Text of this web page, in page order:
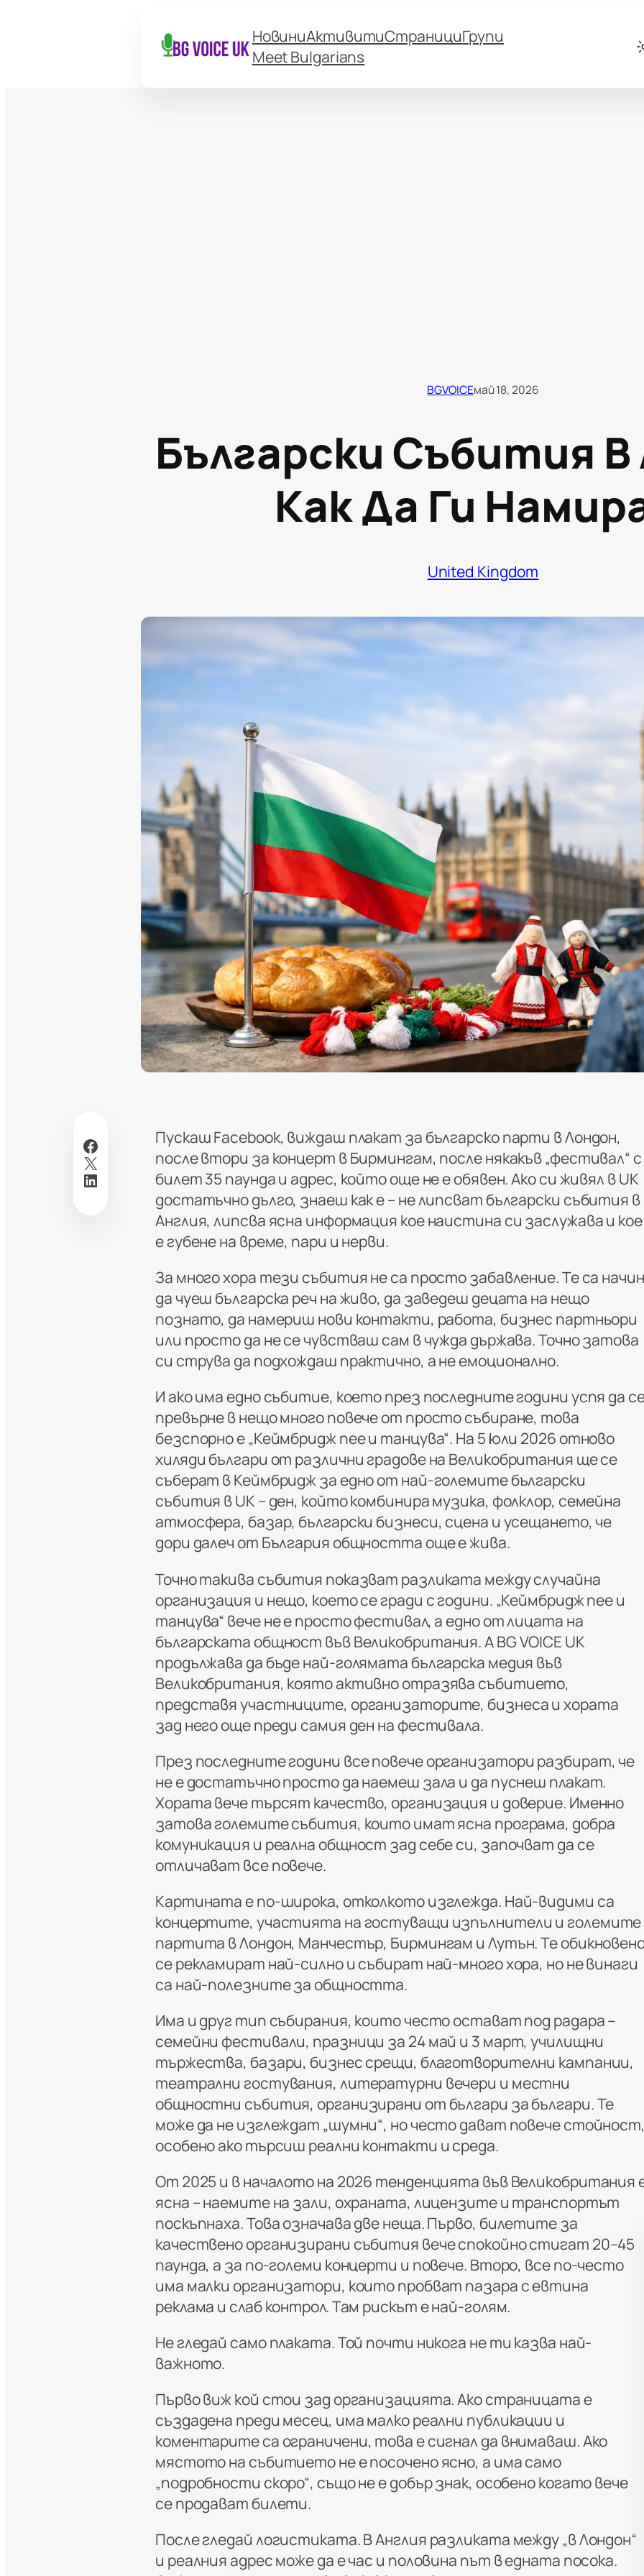
НовиниАктивитиСтранициГрупи
Meet Bulgarians
BGVOICEмай 18, 2026
Български Събития В
Как Да Ги
United Kingdom
Facebook
X
LinkedIn
Пускаш Facebook, виждаш плакат за българско парти в Лондон,
после втори за концерт в Бирмингам, после някакъв „фестивал“ с
билет 35 паунда и адрес, който още не е обявен. Ако си живял в UK
достатъчно дълго, знаеш как е – не липсват български събития в
Англия, липсва ясна информация кое наистина си заслужава и кое
е губене на време, пари и нерви.
За много хора тези събития не са просто забавление. Те са начин
да чуеш българска реч на живо, да заведеш децата на нещо
познато, да намериш нови контакти, работа, бизнес партньори
или просто да не се чувстваш сам в чужда държава. Точно затова
си струва да подхождаш практично, а не емоционално.
И ако има едно събитие, което през последните години успя да
превърне в нещо много повече от просто събиране, това
безспорно е „Кеймбридж пее и танцува“. На 5 юли 2026 отново
хиляди българи от различни градове на Великобритания ще се
съберат в Кеймбридж за едно от най-големите български
събития в UK – ден, който комбинира музика, фолклор, семейна
атмосфера, базар, български бизнеси, сцена и усещането, че
дори далеч от България общността още е жива.
Точно такива събития показват разликата между случайна
организация и нещо, което се гради с години. „Кеймбридж пее и
танцува“ вече не е просто фестивал, а едно от лицата на
българската общност във Великобритания. А BG VOICE UK
продължава да бъде най-голямата българска медия във
Великобритания, която активно отразява събитието,
представя участниците, организаторите, бизнеса и хората
зад него още преди самия ден на фестивала.
През последните години все повече организатори разбират, че
не е достатъчно просто да наемеш зала и да пуснеш плакат.
Хората вече търсят качество, организация и доверие. Именно
затова големите събития, които имат ясна програма, добра
комуникация и реална общност зад себе си, започват да се
отличават все повече.
Картината е по-широка, отколкото изглежда. Най-видими са
концертите, участията на гостуващи изпълнители и големите
партита в Лондон, Манчестър, Бирмингам и Лутън. Те
се рекламират най-силно и събират най-много хора, но не винаги
са най-полезните за общността.
Има и друг тип събирания, които често остават под радара –
семейни фестивали, празници за 24 май и 3 март, училищни
тържества, базари, бизнес срещи, благотворителни кампании,
театрални гостувания, литературни вечери и местни
общностни събития, организирани от българи за българи. Те
може да не изглеждат „шумни“, но често дават повече стойност,
особено ако търсиш реални контакти и среда.
От 2025 и в началото на 2026 тенденцията във Великобритания
ясна – наемите на зали, охраната, лицензите и транспортът
поскъпнаха. Това означава две неща. Първо, билетите за
качествено организирани събития вече спокойно стигат 20–45
паунда, а за по-големи концерти и повече. Второ, все по-често
има малки организатори, които пробват пазара с евтина
реклама и слаб контрол. Там рискът е най-голям.
Не гледай само плаката. Той почти никога не ти казва най-
важното.
Първо виж кой стои зад организацията. Ако страницата е
създадена преди месец, има малко реални публикации и
коментарите са ограничени, това е сигнал да внимаваш. Ако
мястото на събитието не е посочено ясно, а има само
„подробности скоро“, също не е добър знак, особено когато вече
се продават билети.
После гледай логистиката. В Англия разликата между „в Лондон“
и реалния адрес може да е час и половина път в едната посока.